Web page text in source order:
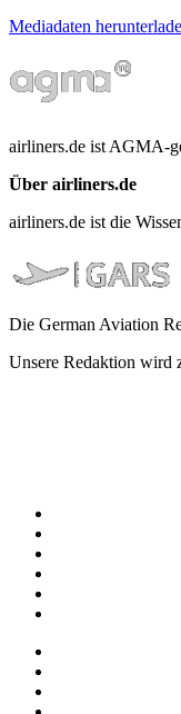
Mediadaten
airliners.de ist AGMA-
Über airliners.de
airliners.de ist die
Die German Aviation
Unsere Redaktion wird